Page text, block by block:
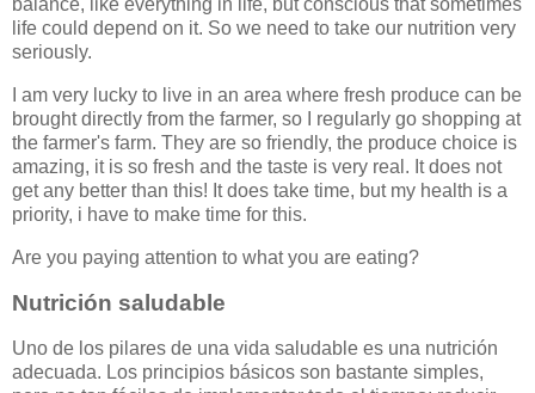
balance, like everything in life, but conscious that sometimes
life could depend on it. So we need to take our nutrition very
seriously.
I am very lucky to live in an area where fresh produce can be
brought directly from the farmer, so I regularly go shopping at
the farmer's farm. They are so friendly, the produce choice is
amazing, it is so fresh and the taste is very real. It does not
get any better than this! It does take time, but my health is a
priority, i have to make time for this.
Are you paying attention to what you are eating?
Nutrición saludable
Uno de los pilares de una vida saludable es una nutrición
adecuada. Los principios básicos son bastante simples,